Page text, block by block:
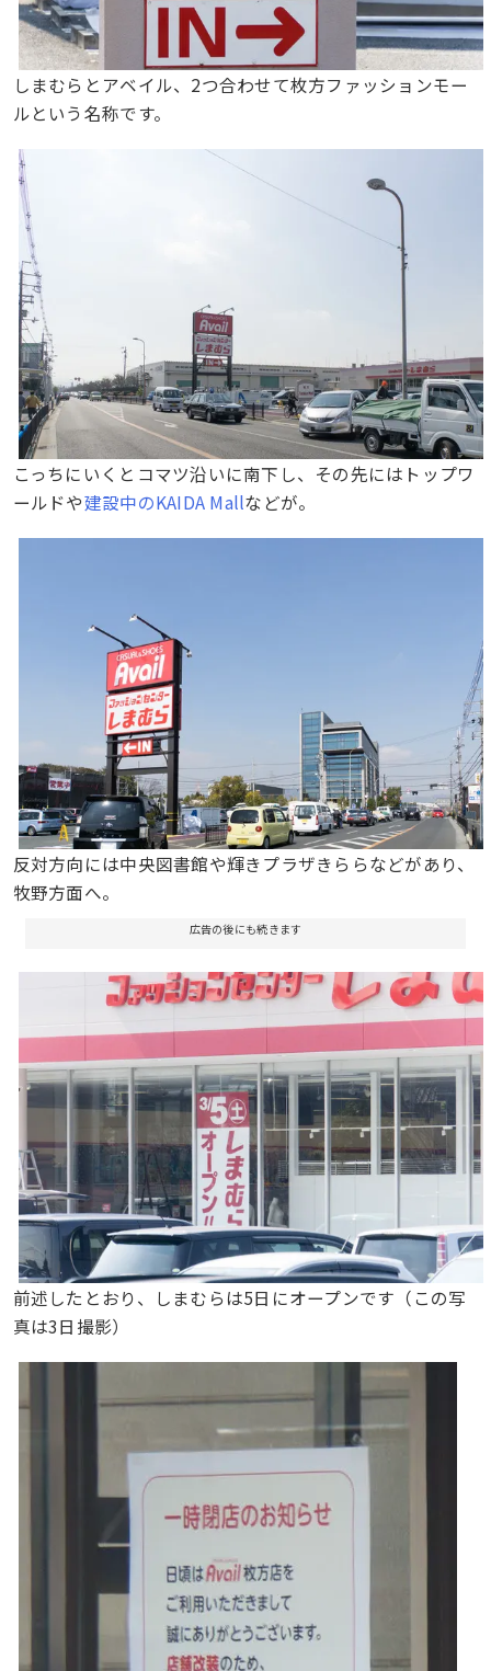
しまむらとアベイル、2つ合わせて枚方ファッションモー
ルという名称です。
こっちにいくとコマツ沿いに南下し、その先にはトップワ
ールドや建設中のKAIDA Mallなどが。
反対方向には中央図書館や輝きプラザきららなどがあり、
牧野方面へ。
広告の後にも続きます
前述したとおり、しまむらは5日にオープンです（この写
真は3日撮影）